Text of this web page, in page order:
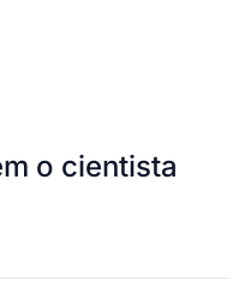
o cientista